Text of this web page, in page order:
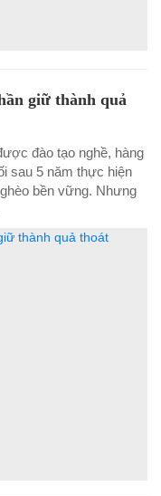
giữ thành quả
đào tạo nghề, hàng
sau 5 năm thực hiện
bền vững. Nhưng